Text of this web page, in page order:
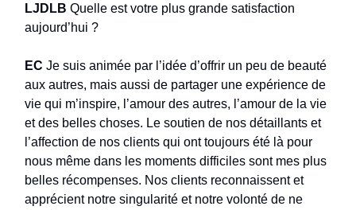
LJDLB Quelle est votre plus grande satisfaction
aujourd’hui ?
EC Je suis animée par l’idée d’offrir un peu de beauté
aux autres, mais aussi de partager une expérience de
vie qui m’inspire, l’amour des autres, l’amour de la vie
et des belles choses. Le soutien de nos détaillants et
l’affection de nos clients qui ont toujours été là pour
nous même dans les moments difficiles sont mes plus
belles récompenses. Nos clients reconnaissent et
apprécient notre singularité et notre volonté de ne